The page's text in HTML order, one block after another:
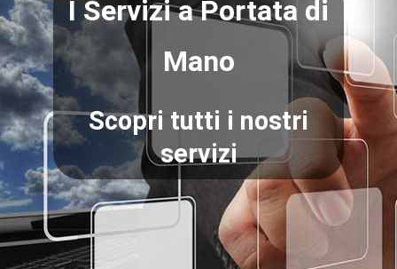
I Servizi a Portata di
Mano
Scopri tutti i nostri
servizi